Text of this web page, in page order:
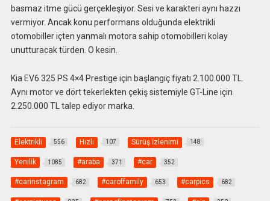
basmaz itme gücü gerçekleşiyor. Sesi ve karakteri aynı hazzı
vermiyor. Ancak konu performans olduğunda elektrikli
otomobiller içten yanmalı motora sahip otomobilleri kolay
unutturacak türden. O kesin.
Kia EV6 325 PS 4×4 Prestige için başlangıç fiyatı 2.100.000 TL.
Aynı motor ve dört tekerlekten çekiş sistemiyle GT-Line için
2.250.000 TL talep ediyor marka.
Elektrikli 556 Hızlı 107 Sürüş İzlenimi 148
Yenilik 1085 #araba 371 #car 352
#carinstagram 682 #caroffamily 653 #carpics 682